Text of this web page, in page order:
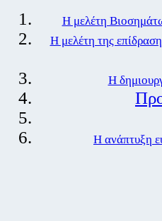
Η μελέτη
Η μελέτη της
Η
Η ανάπτυξη